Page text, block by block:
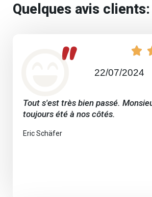
Quelques avis clients:

" 22/07/2024
Tout s'est très bien passé.
toujours été à nos côtés.
Eric Schäfer